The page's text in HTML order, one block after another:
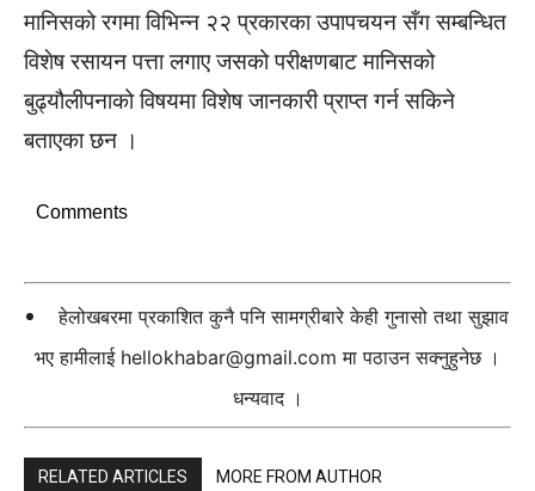
मानिसको रगमा विभिन्न २२ प्रकारका उपापचयन सँग सम्बन्धित
विशेष रसायन पत्ता लगाए जसको परीक्षणबाट मानिसको
बुढ्यौलीपनाको विषयमा विशेष जानकारी प्राप्त गर्न सकिने
बताएका छन ।
Comments
हेलोखबरमा प्रकाशित कुनै पनि सामग्रीबारे केही गुनासो तथा सुझाव
भए हामीलाई hellokhabar@gmail.com मा पठाउन सक्नुहुनेछ ।
धन्यवाद ।
RELATED ARTICLES MORE FROM AUTHOR